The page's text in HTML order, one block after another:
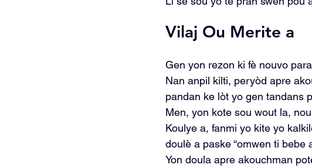
Vilaj Ou Merite a
Gen yon rezon ki fè nouvo
Nan anpil kilti, peryòd apre
pandan ke lòt yo gen tandans
Men, yon kote sou wout la,
Koulye a, fanmi yo kite yo
doulè a paske “omwen ti bebe
Yon doula apre akouchman